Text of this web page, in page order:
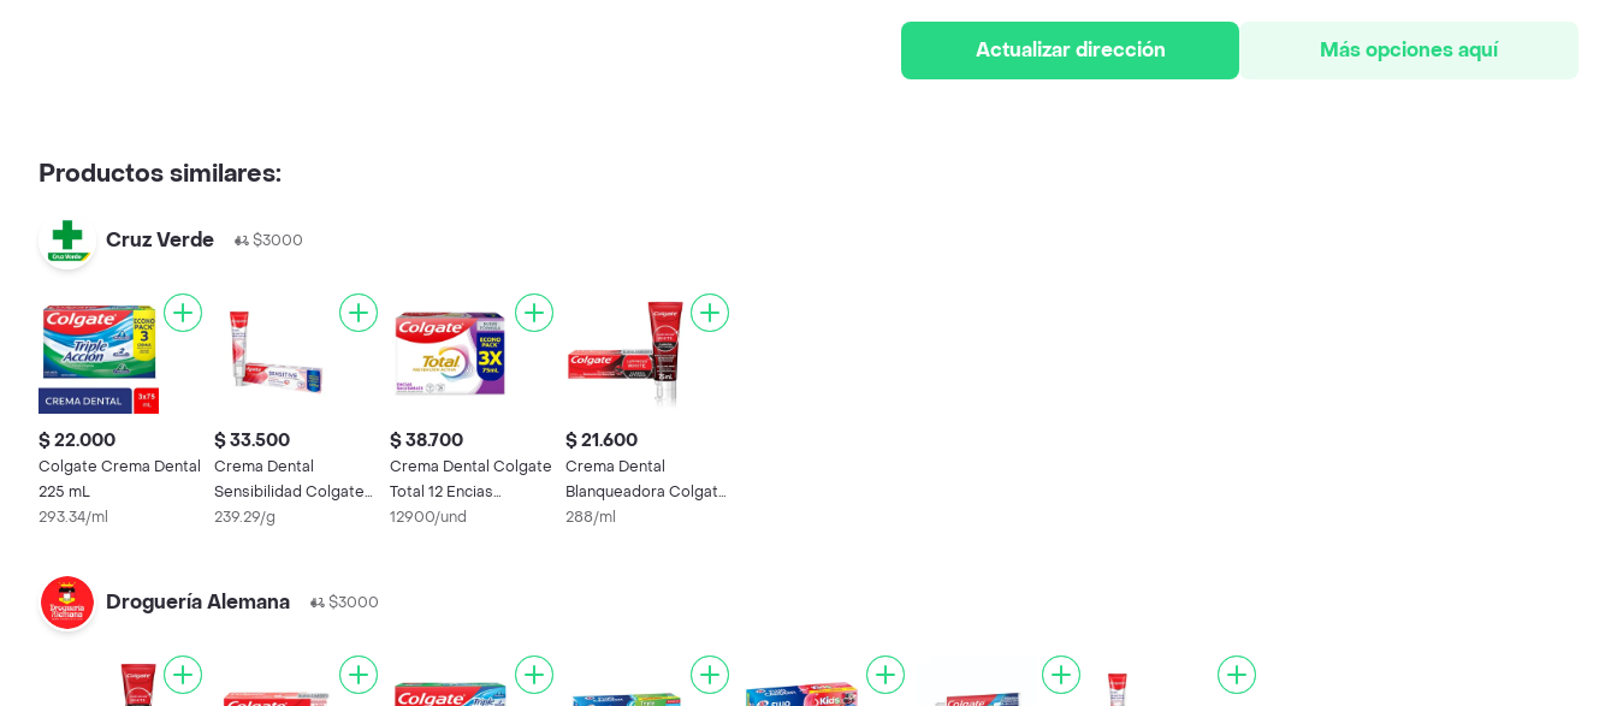
Actualizar dirección Más opciones aquí
Productos similares:
Cruz Verde $3000
$ 22.000
Colgate Crema Dental
225 mL
293.34/ml
$ 33.500
Crema Dental
Sensibilidad Colgate
Sensitive Pro 140 g
239.29/g
$ 38.700
Crema Dental Colgate
Total 12 Encias
Reforzadas 75 mL x 3
12900/und
$ 21.600
Crema Dental
Blanqueadora Colgate
Luminous White
288/ml
Droguería Alemana $3000